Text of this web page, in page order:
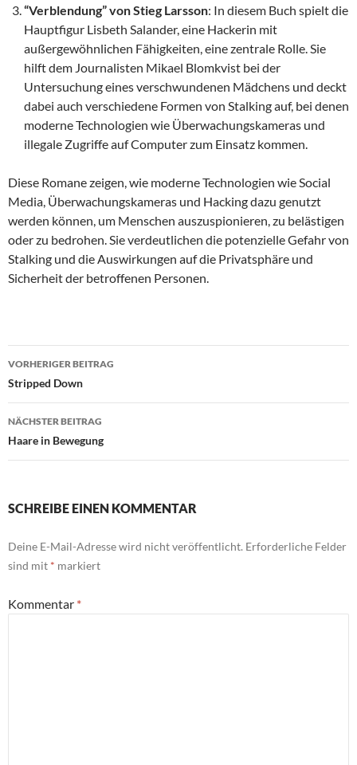
“Verblendung” von Stieg Larsson: In diesem Buch spielt die
Hauptfigur Lisbeth Salander, eine Hackerin mit
außergewöhnlichen Fähigkeiten, eine zentrale Rolle. Sie
hilft dem Journalisten Mikael Blomkvist bei der
Untersuchung eines verschwundenen Mädchens und deckt
dabei auch verschiedene Formen von Stalking auf, bei denen
moderne Technologien wie Überwachungskameras und
illegale Zugriffe auf Computer zum Einsatz kommen.
Diese Romane zeigen, wie moderne Technologien wie Social
Media, Überwachungskameras und Hacking dazu genutzt
werden können, um Menschen auszuspionieren, zu belästigen
oder zu bedrohen. Sie verdeutlichen die potenzielle Gefahr von
Stalking und die Auswirkungen auf die Privatsphäre und
Sicherheit der betroffenen Personen.
Beitragsnavigation
VORHERIGER BEITRAG
Stripped Down
NÄCHSTER BEITRAG
Haare in Bewegung
SCHREIBE EINEN KOMMENTAR
Deine E-Mail-Adresse wird nicht veröffentlicht. Erforderliche Felder
sind mit * markiert
Kommentar *